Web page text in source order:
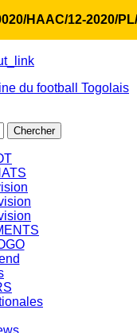
HAAC/12-2020/
du football Togolais